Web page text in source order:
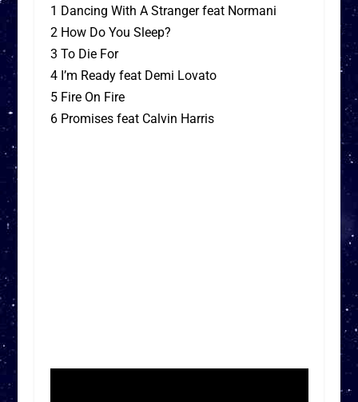
1 Dancing With A Stranger feat Normani
2 How Do You Sleep?
3 To Die For
4 I’m Ready feat Demi Lovato
5 Fire On Fire
6 Promises feat Calvin Harris